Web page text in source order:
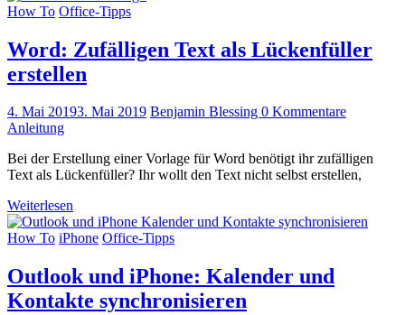
How To Office-Tipps
Word: Zufälligen Text als Lückenfüller
erstellen
4. Mai 20193. Mai 2019 Benjamin Blessing 0 Kommentare
Anleitung
Bei der Erstellung einer Vorlage für Word benötigt ihr zufälligen
Text als Lückenfüller? Ihr wollt den Text nicht selbst erstellen,
Weiterlesen
How To iPhone Office-Tipps
Outlook und iPhone: Kalender und
Kontakte synchronisieren